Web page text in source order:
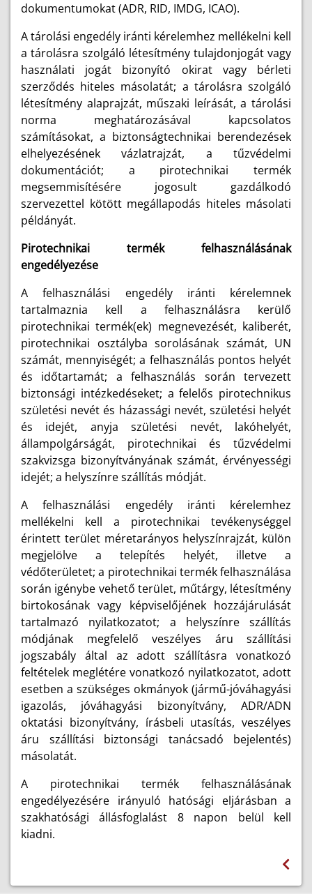
dokumentumokat (ADR, RID, IMDG, ICAO).
A tárolási engedély iránti kérelemhez mellékelni kell
a tárolásra szolgáló létesítmény tulajdonjogát vagy
használati jogát bizonyító okirat vagy bérleti
szerződés hiteles másolatát; a tárolásra szolgáló
létesítmény alaprajzát, műszaki leírását, a tárolási
norma meghatározásával kapcsolatos
számításokat, a biztonságtechnikai berendezések
elhelyezésének vázlatrajzát, a tűzvédelmi
dokumentációt; a pirotechnikai termék
megsemmisítésére jogosult gazdálkodó
szervezettel kötött megállapodás hiteles másolati
példányát.
Pirotechnikai termék felhasználásának
engedélyezése
A felhasználási engedély iránti kérelemnek
tartalmaznia kell a felhasználásra kerülő
pirotechnikai termék(ek) megnevezését, kaliberét,
pirotechnikai osztályba sorolásának számát, UN
számát, mennyiségét; a felhasználás pontos helyét
és időtartamát; a felhasználás során tervezett
biztonsági intézkedéseket; a felelős pirotechnikus
születési nevét és házassági nevét, születési helyét
és idejét, anyja születési nevét, lakóhelyét,
állampolgárságát, pirotechnikai és tűzvédelmi
szakvizsga bizonyítványának számát, érvényességi
idejét; a helyszínre szállítás módját.
A felhasználási engedély iránti kérelemhez
mellékelni kell a pirotechnikai tevékenységgel
érintett terület méretarányos helyszínrajzát, külön
megjelölve a telepítés helyét, illetve a
védőterületet; a pirotechnikai termék felhasználása
során igénybe vehető terület, műtárgy, létesítmény
birtokosának vagy képviselőjének hozzájárulását
tartalmazó nyilatkozatot; a helyszínre szállítás
módjának megfelelő veszélyes áru szállítási
jogszabály által az adott szállításra vonatkozó
feltételek meglétére vonatkozó nyilatkozatot, adott
esetben a szükséges okmányok (jármű-jóváhagyási
igazolás, jóváhagyási bizonyítvány, ADR/ADN
oktatási bizonyítvány, írásbeli utasítás, veszélyes
áru szállítási biztonsági tanácsadó bejelentés)
másolatát.
A pirotechnikai termék felhasználásának
engedélyezésére irányuló hatósági eljárásban a
szakhatósági állásfoglalást 8 napon belül kell
kiadni.